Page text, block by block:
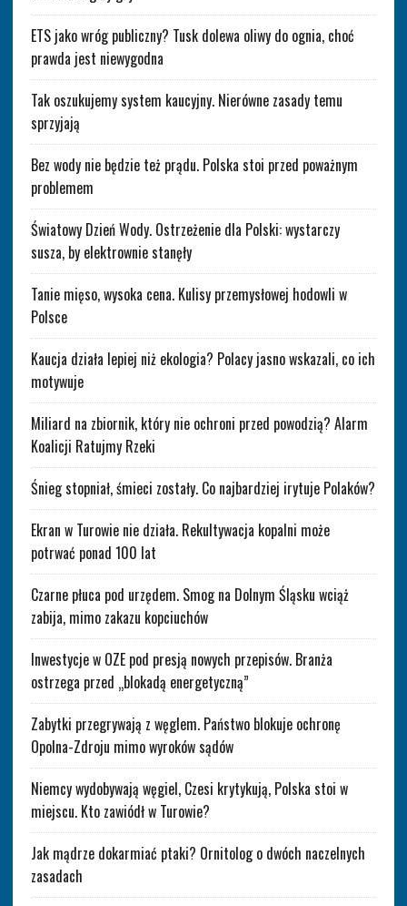
ETS jako wróg publiczny? Tusk dolewa oliwy do ognia, choć
prawda jest niewygodna
Tak oszukujemy system kaucyjny. Nierówne zasady temu
sprzyjają
Bez wody nie będzie też prądu. Polska stoi przed poważnym
problemem
Światowy Dzień Wody. Ostrzeżenie dla Polski: wystarczy
susza, by elektrownie stanęły
Tanie mięso, wysoka cena. Kulisy przemysłowej hodowli w
Polsce
Kaucja działa lepiej niż ekologia? Polacy jasno wskazali, co ich
motywuje
Miliard na zbiornik, który nie ochroni przed powodzią? Alarm
Koalicji Ratujmy Rzeki
Śnieg stopniał, śmieci zostały. Co najbardziej irytuje Polaków?
Ekran w Turowie nie działa. Rekultywacja kopalni może
potrwać ponad 100 lat
Czarne płuca pod urzędem. Smog na Dolnym Śląsku wciąż
zabija, mimo zakazu kopciuchów
Inwestycje w OZE pod presją nowych przepisów. Branża
ostrzega przed „blokadą energetyczną”
Zabytki przegrywają z węglem. Państwo blokuje ochronę
Opolna-Zdroju mimo wyroków sądów
Niemcy wydobywają węgiel, Czesi krytykują, Polska stoi w
miejscu. Kto zawiódł w Turowie?
Jak mądrze dokarmiać ptaki? Ornitolog o dwóch naczelnych
zasadach